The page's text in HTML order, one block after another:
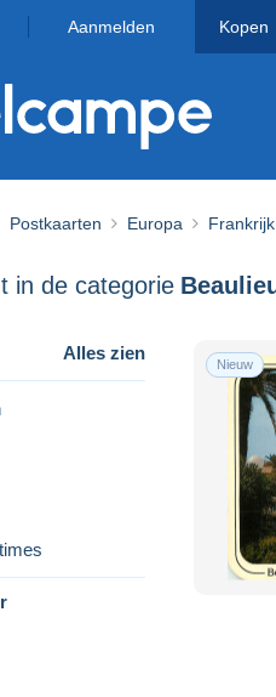
Aanmelden Kopen
Postkaarten Europa Frankrijk
in de categorie
Alles zien
Nieuw